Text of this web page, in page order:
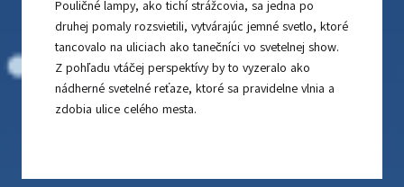
Pouličné lampy, ako tichí strážcovia, sa jedna po
druhej pomaly rozsvietili, vytvárajúc jemné svetlo, ktoré
tancovalo na uliciach ako tanečníci vo svetelnej show.
Z pohľadu vtáčej perspektívy by to vyzeralo ako
nádherné svetelné reťaze, ktoré sa pravidelne vlnia a
zdobia ulice celého mesta.